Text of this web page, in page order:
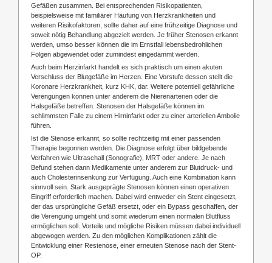
Gefäßen zusammen. Bei entsprechenden Risikopatienten,
beispielsweise mit familiärer Häufung von Herzkrankheiten und
weiteren Risikofaktoren, sollte daher auf eine frühzeitige Diagnose und
soweit nötig Behandlung abgezielt werden. Je früher Stenosen erkannt
werden, umso besser können die im Ernstfall lebensbedrohlichen
Folgen abgewendet oder zumindest eingedämmt werden.
Auch beim Herzinfarkt handelt es sich praktisch um einen akuten
Verschluss der Blutgefäße im Herzen. Eine Vorstufe dessen stellt die
Koronare Herzkrankheit, kurz KHK, dar. Weitere potentiell gefährliche
Verengungen können unter anderem die Nierenarterien oder die
Halsgefäße betreffen. Stenosen der Halsgefäße können im
schlimmsten Falle zu einem Hirninfarkt oder zu einer arteriellen Ambolie
führen.
Ist die Stenose erkannt, so sollte rechtzeitig mit einer passenden
Therapie begonnen werden. Die Diagnose erfolgt über bildgebende
Verfahren wie Ultraschall (Sonografie), MRT oder andere. Je nach
Befund stehen dann Medikamente unter anderem zur Blutdruck- und
auch Cholesterinsenkung zur Verfügung. Auch eine Kombination kann
sinnvoll sein. Stark ausgeprägte Stenosen können einen operativen
Eingriff erforderlich machen. Dabei wird entweder ein Stent eingesetzt,
der das ursprüngliche Gefäß ersetzt, oder ein Bypass geschaffen, der
die Verengung umgeht und somit wiederum einen normalen Blutfluss
ermöglichen soll. Vorteile und mögliche Risiken müssen dabei individuell
abgewogen werden. Zu den möglichen Komplikationen zählt die
Entwicklung einer Restenose, einer erneuten Stenose nach der Stent-
OP.